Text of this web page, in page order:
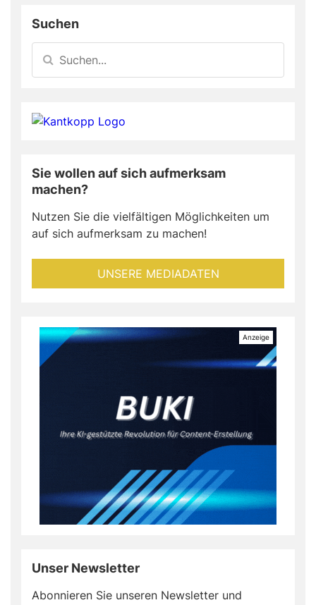
Suchen
Sie wollen auf sich aufmerksam
machen?
Nutzen Sie die vielfältigen Möglichkeiten um
auf sich aufmerksam zu machen!
UNSERE MEDIADATEN
Unser Newsletter
Abonnieren Sie unseren Newsletter und